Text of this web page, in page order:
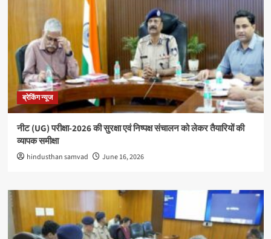
ब्रेकिंग न्यूज
नीट (UG) परीक्षा-2026 की सुरक्षा एवं निष्पक्ष संचालन को लेकर तैयारियों की
व्यापक समीक्षा
hindusthan samvad June 16, 2026